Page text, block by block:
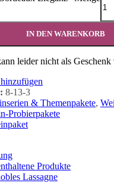
IN DEN WARENKORB
leider nicht als
8-13-3
& Themenpakete,
Probierpakete
Produkte
Lassagne